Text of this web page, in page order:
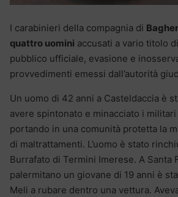
I carabinieri della compagnia di
quattro uomini accusati a vario titolo
pubblico ufficiale, evasione e
provvedimenti emessi dall’autorità
Un uomo di 42 anni a Casteldaccia è
avere spintonato e minacciato i
portando in una comunità protetta la
di maltrattamenti. L’uomo è stato
Burrafato di Termini Imerese. A Santa
palermitano un giovane di 19 anni è
Meli a rubare dentro una vettura.